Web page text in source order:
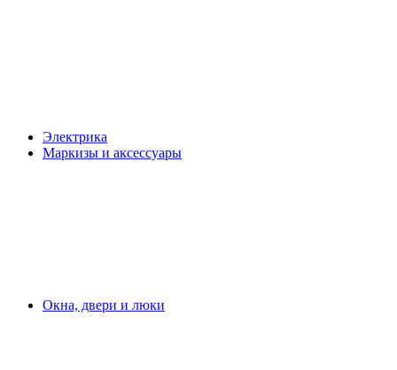
Электрика
Маркизы и аксессуары
Окна, двери и люки